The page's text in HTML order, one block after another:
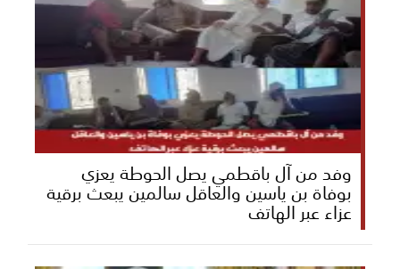
وفد من آل باقطمي يصل الحوطة يعزي
بوفاة بن ياسين والعاقل سالمين يبعث برقية
عزاء عبر الهاتف